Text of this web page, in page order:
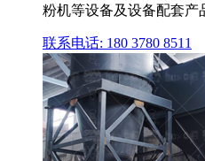
粉机等设备及设备配套产
联系电话: 180 3780 8511